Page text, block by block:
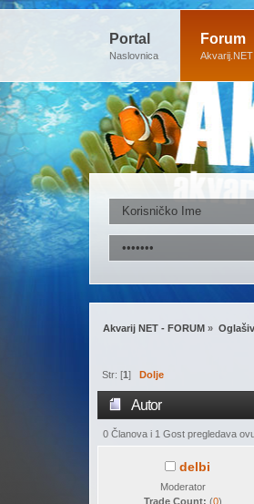
Portal
Naslovnica
Forum
Akvarij NET - FORUM »
Str: [1] Dolje
Autor
0 Članova i 1 Gost pregledava
delbi
Moderator
Trade Count: (0)